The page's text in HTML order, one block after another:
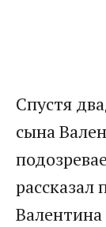
Спустя
сына
Валентина